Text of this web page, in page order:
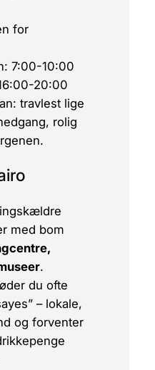
for
7:00-10:00
20:00
travlest lige
rolig
med bom
.
du ofte
” – lokale,
og forventer